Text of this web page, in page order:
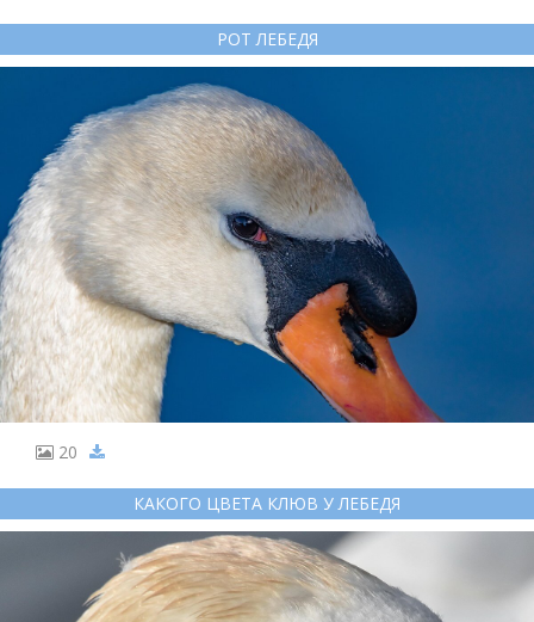
РОТ ЛЕБЕДЯ
20
КАКОГО ЦВЕТА КЛЮВ У ЛЕБЕДЯ